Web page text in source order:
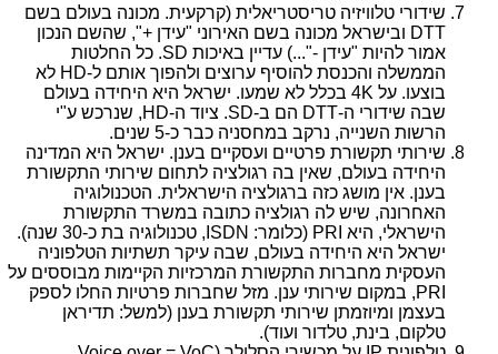
שידורי טלוויזיה טריסטריאלית (קרקעית. מכונה בעולם בשם
DTTובישראל מכונה בשם האירוני "עידן +", שהשם הנכון
אמור להיות "עידן -"...) עדיין באיכות SD. כל החלטות
הממשלה והכנסת להוסיף ערוצים ולהפוך אותם ל-HDלא
בוצעו. על 4Kבכלל לא שמעו. ישראל היא היחידה בעולם
שבה שידורי ה-DTTהם ב-SD. ציוד ה-HD, שנרכש ע"י
הרשות השנייה, נרקב במחסניה כבר כ-5 שנים.
שירותי תקשורת פרטיים ועסקיים בענן. ישראל היא המדינה
היחידה בעולם, שאין בה רגולציה לתחום שירותי התקשורת
בענן. אין מושג כזה ברגולציה הישראלית. הטכנולוגיה
האחרונה, שיש לה רגולציה כתובה במשרד התקשורת
הישראלי, היא PRI(כלומר: ISDN
, טכנולוגיה בת כ-30 שנה).
ישראל היא היחידה בעולם, שבה עיקר תשתיות הטלפוניה
העסקית מחברות התקשורת המרכזיות הקיימות מבוססים על
PRI, במקום שירותי ענן. מזל שחברות פרטיות החלו לספק
בעצמן ומיוזמתן שירותי תקשורת בענן (למשל: תדיראן
טלקום, בינת, טלדור ועוד).